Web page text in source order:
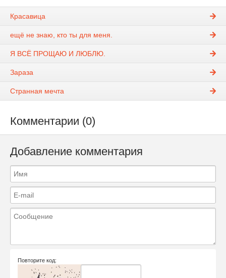
Красавица
ещё не знаю, кто ты для меня.
Я ВСЁ ПРОЩАЮ И ЛЮБЛЮ.
Зараза
Странная мечта
Комментарии (0)
Добавление комментария
Повторите код: